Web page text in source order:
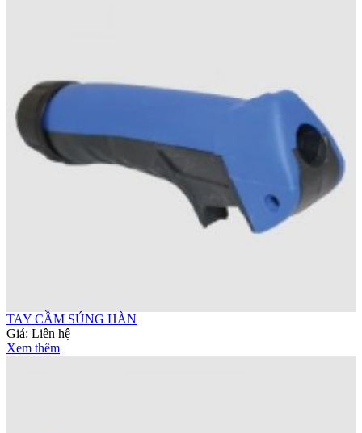
TAY CẦM SÚNG HÀN
Giá: Liên hệ
Xem thêm